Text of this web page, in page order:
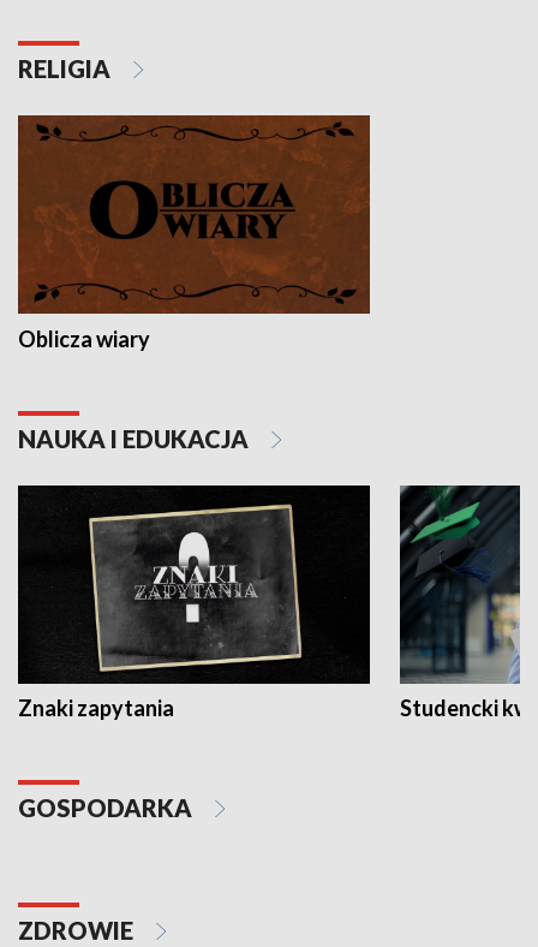
RELIGIA
Oblicza wiary
NAUKA I EDUKACJA
Znaki zapytania Studencki
GOSPODARKA
ZDROWIE